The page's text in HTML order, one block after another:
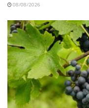
08/08/2026